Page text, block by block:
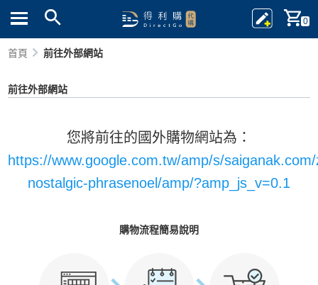
0
首頁 前往外部網站
前往外部網站
您將前往的國外購物網站為：
https://www.google.com.tw/amp/s/
nostalgic-phrasenoel/amp/?amp_js_v=0.1
購物流程簡易說明